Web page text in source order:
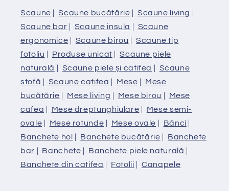
Scaune |Scaune bucătărie | Scaune living |
Scaune bar | Scaune insula | Scaune
ergonomice | Scaune birou | Scaune tip
fotoliu | Produse unicat |Scaune piele
naturală | Scaune piele și catifea | Scaune
stofă | Scaune catifea | Mese | Mese
bucătărie | Mese living | Mese birou | Mese
cafea | Mese dreptunghiulare | Mese semi-
ovale | Mese rotunde | Mese ovale | Bănci |
Banchete hol | Banchete bucătărie | Banchete
bar | Banchete | Banchete piele naturală |
Banchete din catifea | Fotolii |Canapele